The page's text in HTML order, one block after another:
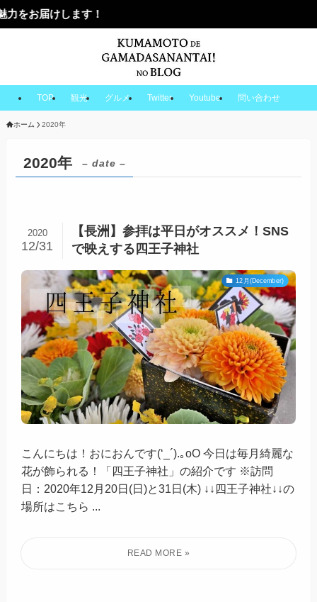
ます！
TOP 観光 グルメ Twitter Youtube 問い合わせ
ホーム 2020年
2020年 – date –
【長洲】参拝は平日がオススメ！SNS
で映えする四王子神社
2020
12/31
12月(December)
こんにちは！おにおんです(‘_´).｡oO 今日は毎月綺麗な
花が飾られる！「四王子神社」の紹介です ※訪問
日：2020年12月20日(日)と31日(木) ↓↓四王子神社↓↓の
場所はこちら ...